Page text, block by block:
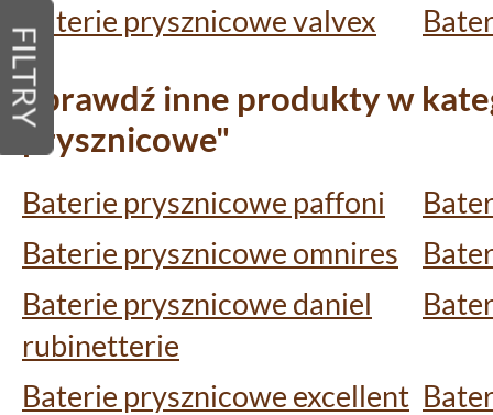
FILTRY
Baterie prysznicowe valvex
Sprawdź inne produkty w
prysznicowe"
Baterie prysznicowe paffoni
Baterie prysznicowe omnires
Baterie prysznicowe daniel
rubinetterie
Baterie prysznicowe excellent